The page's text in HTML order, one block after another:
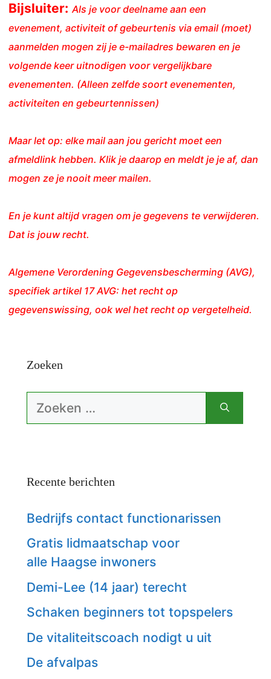
Bijsluiter: Als je voor deelname aan een
evenement, activiteit of gebeurtenis via email (moet)
aanmelden mogen zij je e-mailadres bewaren en je
volgende keer uitnodigen voor vergelijkbare
evenementen. (Alleen zelfde soort evenementen,
activiteiten en gebeurtennissen)
Maar let op: elke mail aan jou gericht moet een
afmeldlink hebben. Klik je daarop en meldt je je af, dan
mogen ze je nooit meer mailen.
En je kunt altijd vragen om je gegevens te verwijderen.
Dat is jouw recht.
Algemene Verordening Gegevensbescherming (AVG),
specifiek artikel 17 AVG: het recht op
gegevenswissing, ook wel het recht op vergetelheid.
Zoeken
Zoek
Recente berichten
Bedrijfs contact functionarissen
Gratis lidmaatschap voor
alle Haagse inwoners
Demi-Lee (14 jaar) terecht
Schaken beginners tot topspelers
De vitaliteitscoach nodigt u uit
De afvalpas